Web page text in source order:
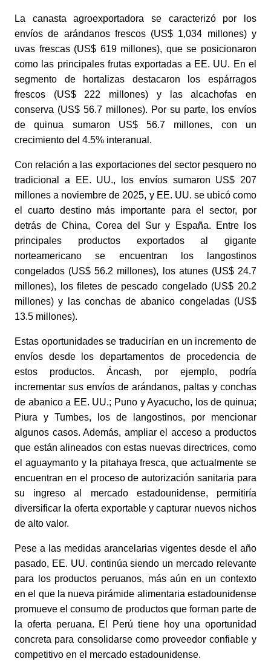
La canasta agroexportadora se caracterizó por los
envíos de arándanos frescos (US$ 1,034 millones) y
uvas frescas (US$ 619 millones), que se posicionaron
como las principales frutas exportadas a EE. UU. En el
segmento de hortalizas destacaron los espárragos
frescos (US$ 222 millones) y las alcachofas en
conserva (US$ 56.7 millones). Por su parte, los envíos
de quinua sumaron US$ 56.7 millones, con un
crecimiento del 4.5% interanual.
Con relación a las exportaciones del sector pesquero no
tradicional a EE. UU., los envíos sumaron US$ 207
millones a noviembre de 2025, y EE. UU. se ubicó como
el cuarto destino más importante para el sector, por
detrás de China, Corea del Sur y España. Entre los
principales productos exportados al gigante
norteamericano se encuentran los langostinos
congelados (US$ 56.2 millones), los atunes (US$ 24.7
millones), los filetes de pescado congelado (US$ 20.2
millones) y las conchas de abanico congeladas (US$
13.5 millones).
Estas oportunidades se traducirían en un incremento de
envíos desde los departamentos de procedencia de
estos productos. Áncash, por ejemplo, podría
incrementar sus envíos de arándanos, paltas y conchas
de abanico a EE. UU.; Puno y Ayacucho, los de quinua;
Piura y Tumbes, los de langostinos, por mencionar
algunos casos. Además, ampliar el acceso a productos
que están alineados con estas nuevas directrices, como
el aguaymanto y la pitahaya fresca, que actualmente se
encuentran en el proceso de autorización sanitaria para
su ingreso al mercado estadounidense, permitiría
diversificar la oferta exportable y capturar nuevos nichos
de alto valor.
Pese a las medidas arancelarias vigentes desde el año
pasado, EE. UU. continúa siendo un mercado relevante
para los productos peruanos, más aún en un contexto
en el que la nueva pirámide alimentaria estadounidense
promueve el consumo de productos que forman parte de
la oferta peruana. El Perú tiene hoy una oportunidad
concreta para consolidarse como proveedor confiable y
competitivo en el mercado estadounidense.